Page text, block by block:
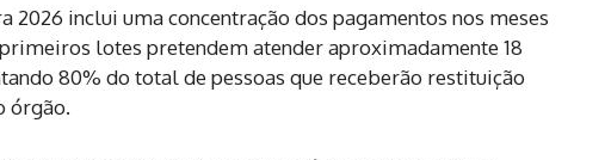
2026 inclui uma concentração dos pagamentos nos meses
lotes pretendem atender aproximadamente 18
80% do total de pessoas que receberão restituição
órgão.